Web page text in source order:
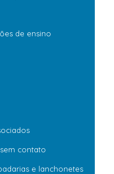
de ensino
contato
e lanchonetes